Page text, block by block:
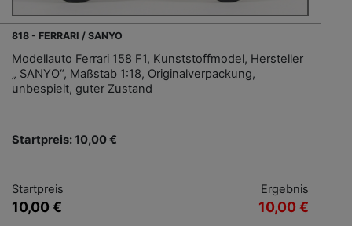
818 - FERRARI / SANYO
Modellauto Ferrari 158 F1, Kunststoffmodel, Hersteller
„ SANYO“, Maßstab 1:18, Originalverpackung,
unbespielt, guter Zustand
Startpreis: 10,00 €
Startpreis
10,00 €
Ergebnis
10,00 €